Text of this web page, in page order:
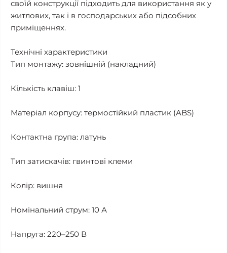
своїй конструкції підходить для використання як у
житлових, так і в господарських або підсобних
приміщеннях.
Технічні характеристики
Тип монтажу: зовнішній (накладний)
Кількість клавіш: 1
Матеріал корпусу: термостійкий пластик (ABS)
Контактна група: латунь
Тип затискачів: гвинтові клеми
Колір: вишня
Номінальний струм: 10 А
Напруга: 220–250 В